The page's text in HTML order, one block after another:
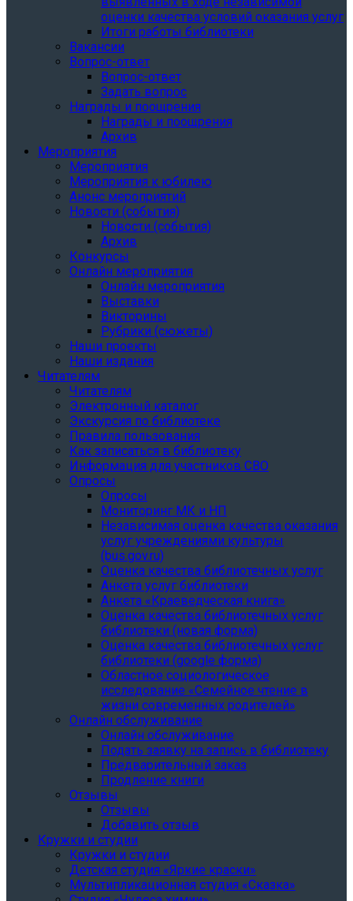
оценки качества условий оказания услуг
Итоги работы библиотеки
Вакансии
Вопрос-ответ
Вопрос-ответ
Задать вопрос
Награды и поощрения
Награды и поощрения
Архив
Мероприятия
Мероприятия
Мероприятия к юбилею
Анонс мероприятий
Новости (события)
Новости (события)
Архив
Конкурсы
Онлайн мероприятия
Онлайн мероприятия
Выставки
Викторины
Рубрики (сюжеты)
Наши проекты
Наши издания
Читателям
Читателям
Электронный каталог
Экскурсия по библиотеке
Правила пользования
Как записаться в библиотеку
Информация для участников СВО
Опросы
Опросы
Мониторинг МК и НП
Независимая оценка качества оказания
услуг учреждениями культуры
(bus.gov.ru)
Оценка качества библиотечных услуг
Анкета услуг библиотеки
Анкета «Краеведческая книга»
Oценка качества библиотечных услуг
библиотеки (новая форма)
Oценка качества библиотечных услуг
библиотеки (google форма)
Областное социологическое
исследование «Семейное чтение в
жизни современных родителей»
Онлайн обслуживание
Онлайн обслуживание
Подать заявку на запись в библиотеку
Предварительный заказ
Продление книги
Отзывы
Отзывы
Добавить отзыв
Кружки и студии
Кружки и студии
Детская студия «Яркие краски»
Мультипликационная студия «Сказка»